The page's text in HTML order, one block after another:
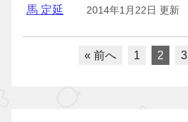
馬 定延 2014年1月22日 更新
« 前へ 1 2 3